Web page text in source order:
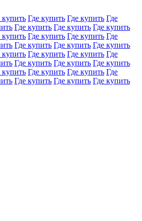
купить Где купить Где купить Где
Где купить Где купить Где купить
купить Где купить Где купить Где
Где купить Где купить Где купить
купить Где купить Где купить Где
Где купить Где купить Где купить
купить Где купить Где купить Где
Где купить Где купить Где купить